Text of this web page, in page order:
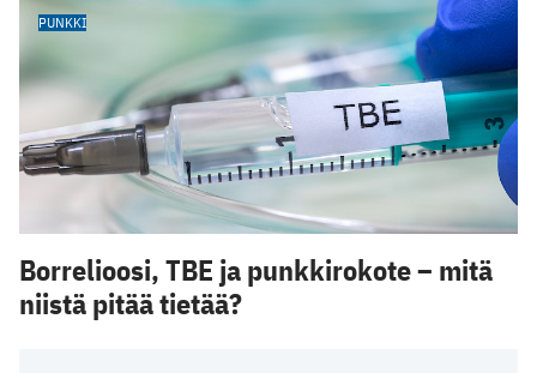
PUNKKI
Borrelioosi, TBE ja punkkirokote – mitä
niistä pitää tietää?